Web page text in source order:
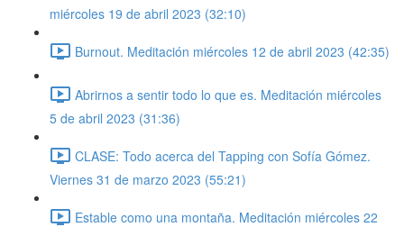
miércoles 19 de abril 2023 (32:10)
Burnout. Meditación miércoles 12 de abril 2023 (42:35)
Abrirnos a sentir todo lo que es. Meditación miércoles
5 de abril 2023 (31:36)
CLASE: Todo acerca del Tapping con Sofía Gómez.
Viernes 31 de marzo 2023 (55:21)
Estable como una montaña. Meditación miércoles 22